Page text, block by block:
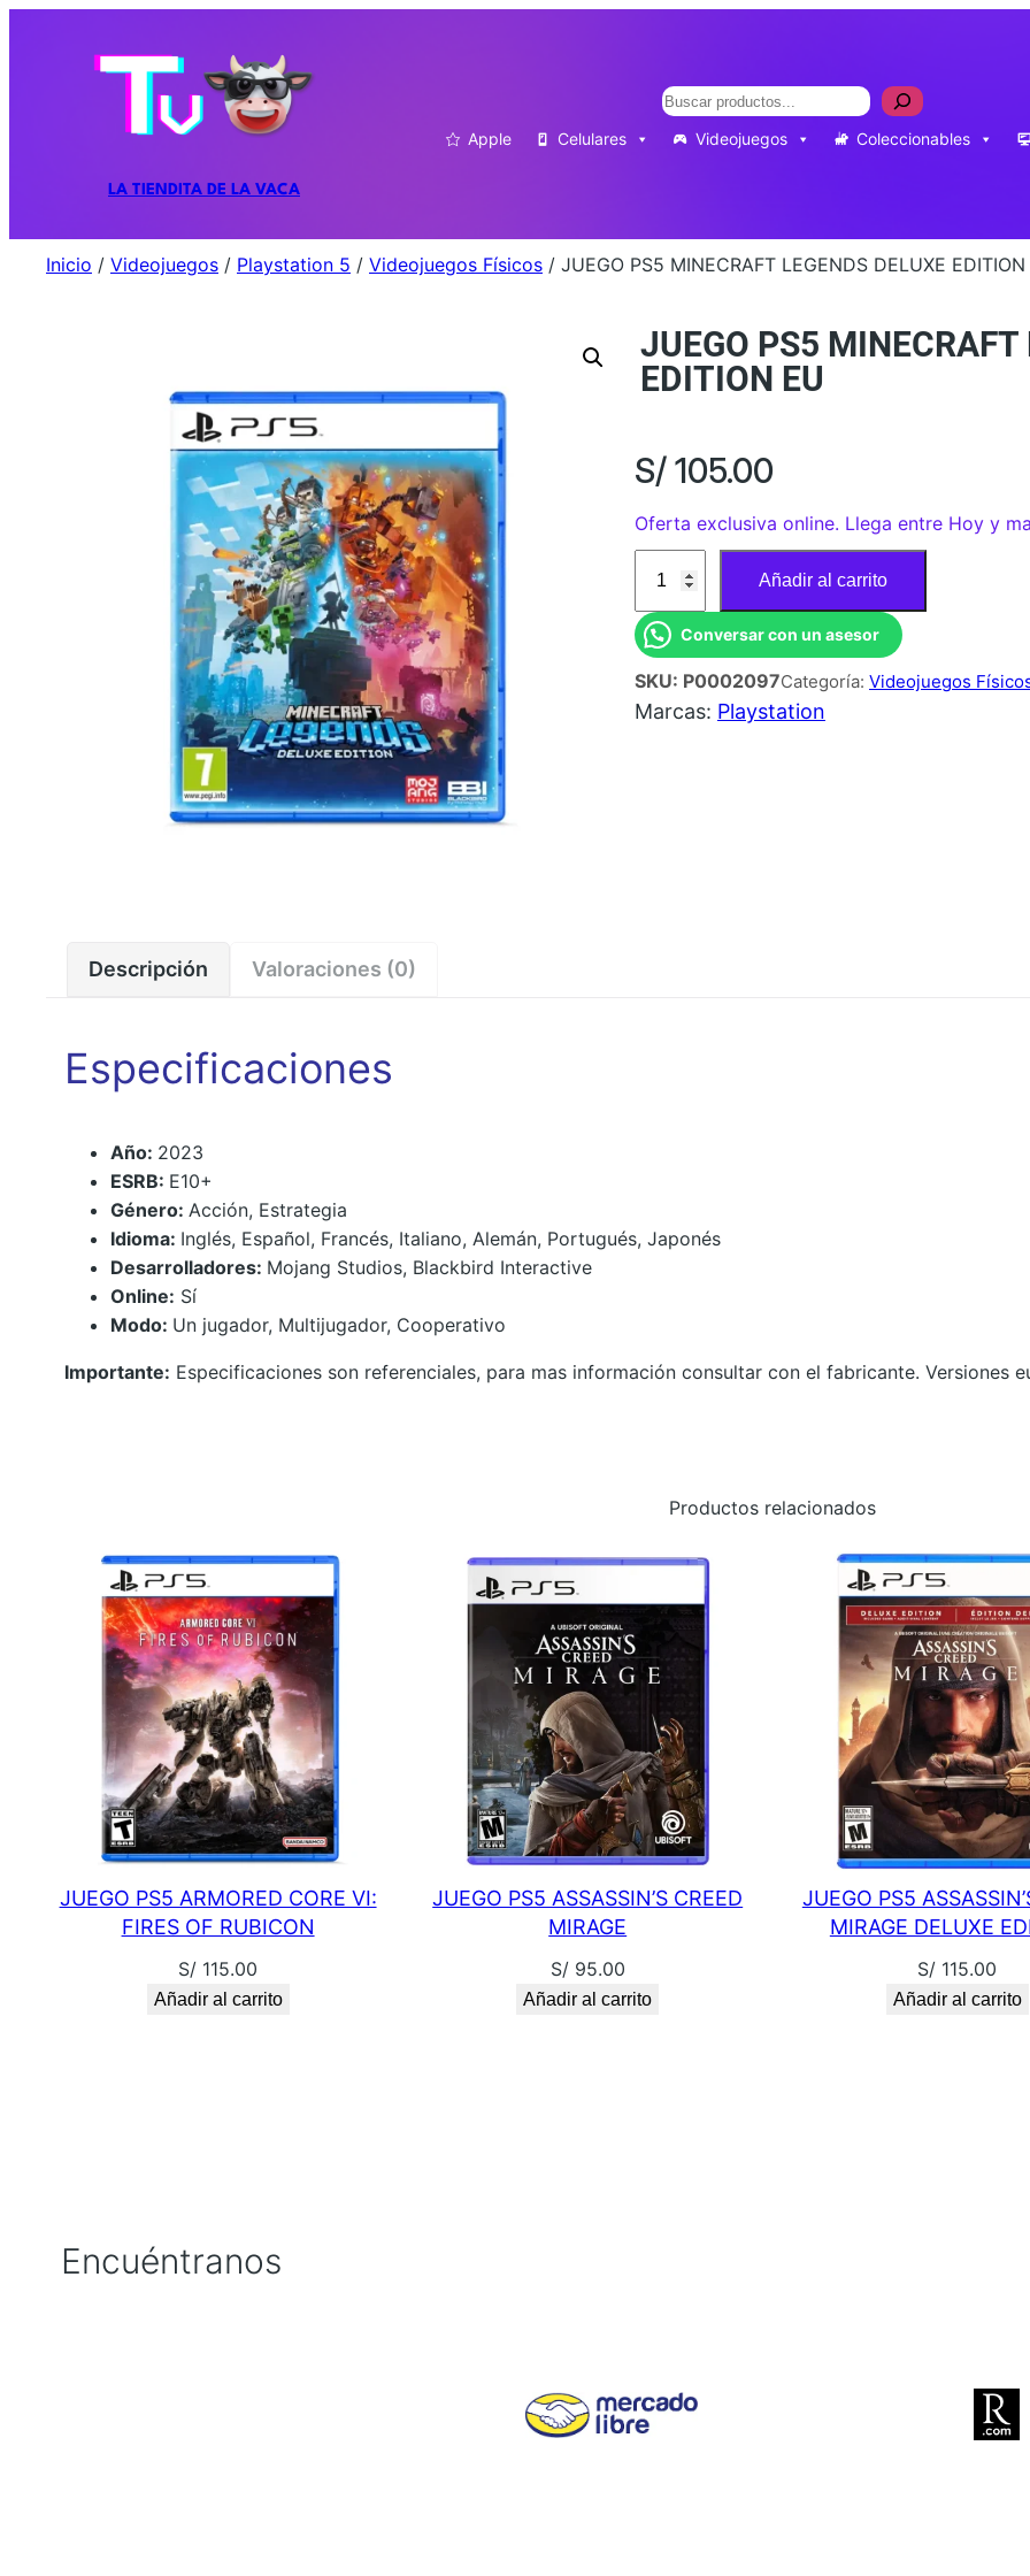
LA TIENDITA DE LA VACA
Buscar
Apple Celulares Videojuegos Coleccionables
Inicio / Videojuegos / Playstation 5 / Videojuegos Físicos / JUEGO PS5 MINECRAFT LEGENDS DELUXE
JUEGO PS5 MINECRAFT
EDITION EU
S/105.00
Oferta exclusiva online. Llega entre Hoy y
E
G
O
P
N
E
D
I
O
E
U
c
a
n
a
Añadir al carrito
Conversar con un asesor
SKU: P0002097Categoría: Videojuegos
Marcas: Playstation
Descripción Valoraciones (0)
Especificaciones
Año: 2023
ESRB: E10+
Género: Acción, Estrategia
Idioma: Inglés, Español, Francés, Italiano, Alemán, Portugués, Japonés
Desarrolladores: Mojang Studios, Blackbird Interactive
Online: Sí
Modo: Un jugador, Multijugador, Cooperativo
Importante: Especificaciones son referenciales, para mas información consultar con el fabricante. Versiones
Productos relacionados
JUEGO PS5 ARMORED CORE VI:
FIRES OF RUBICON
S/ 115.00
Añadir al carrito
JUEGO PS5 ASSASSIN’S CREED
MIRAGE
S/95.00
Añadir al carrito
JUEGO PS5
MIRAGE DELUXE
S/ 115.00
Añadir al carrito
Encuéntranos